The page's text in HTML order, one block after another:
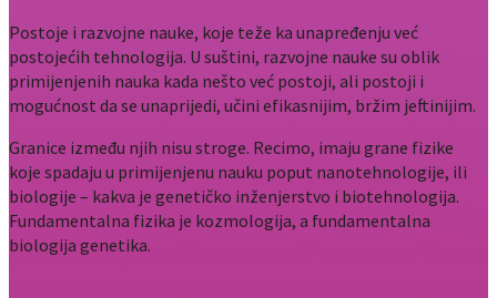
Postoje i razvojne nauke, koje teže ka unapređenju već
postojećih tehnologija. U suštini, razvojne nauke su oblik
primijenjenih nauka kada nešto već postoji, ali postoji i
mogućnost da se unaprijedi, učini efikasnijim, bržim jeftinijim.
Granice između njih nisu stroge. Recimo, imaju grane fizike
koje spadaju u primijenjenu nauku poput nanotehnologije, ili
biologije – kakva je genetičko inženjerstvo i biotehnologija.
Fundamentalna fizika je kozmologija, a fundamentalna
biologija genetika.